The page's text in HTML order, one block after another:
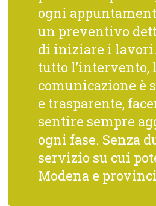
ogni
un preventivo
di iniziare i
tutto l’intervento,
comunicazione è
e trasparente,
sentire sempre
ogni fase. Senza
servizio su cui
Modena e